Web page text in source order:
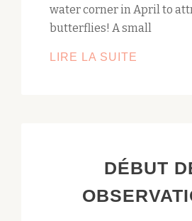
water corner in April to
butterflies! A small
LIRE LA SUITE
DÉBUT